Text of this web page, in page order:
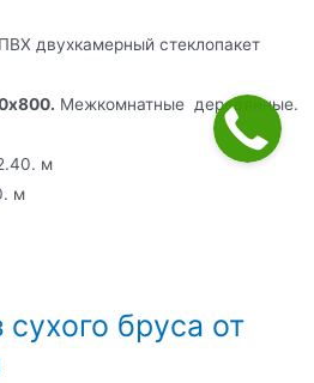
двухкамерный стеклопакет
Межкомнатные деревянные.
м
м
бруса от